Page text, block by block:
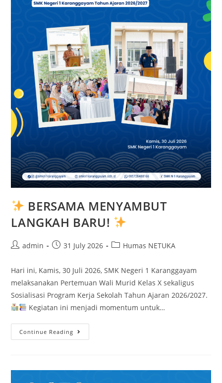
BERSAMA MENYAMBUT
LANGKAH BARU!
Postadmin
Post31 July 2026
PostHumas NETUKA
Hari ini, Kamis, 30 Juli 2026, SMK Negeri 1 Karanggayam
melaksanakan Pertemuan Wali Murid Kelas X sekaligus
Sosialisasi Program Kerja Sekolah Tahun Ajaran 2026/2027.
Kegiatan ini menjadi momentum untuk…
Continue Reading
BERSAMA